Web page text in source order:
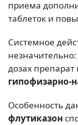
приема
таблеток и
Системное
дозах препарат
гипофизарно-
Особенность
флутиказон